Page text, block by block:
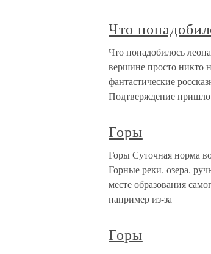
Что
Что понадобилось
вершине просто никто
фантастические
Подтверждение
Горы
Горы Суточная норма
Горные реки, озера,
месте образования
например из-за
Горы